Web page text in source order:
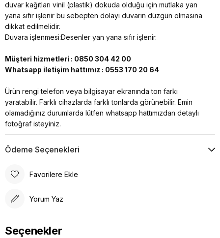
duvar kağıtları vinil (plastik) dokuda olduğu için mutlaka yan
yana sıfır işlenir bu sebepten dolayı duvarın düzgün olmasına
dikkat edilmelidir.
Duvara işlenmesi:Desenler yan yana sıfır işlenir.
Müşteri hizmetleri : 0850 304 42 00
Whatsapp iletişim hattımız : 0553 170 20 64
Ürün rengi telefon veya bilgisayar ekranında ton farkı
yaratabilir. Farklı cihazlarda farklı tonlarda görünebilir. Emin
olamadığınız durumlarda lütfen whatsapp hattımızdan detaylı
fotoğraf isteyiniz.
Ödeme Seçenekleri
Favorilere Ekle
Yorum Yaz
Seçenekler